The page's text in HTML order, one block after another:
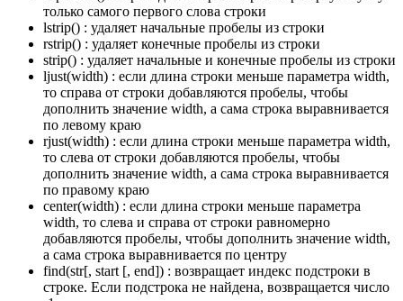
только самого первого слова строки
lstrip() : удаляет начальные пробелы из строки
rstrip() : удаляет конечные пробелы из строки
strip() : удаляет начальные и конечные пробелы из строки
ljust(width) : если длина строки меньше параметра width,
то справа от строки добавляются пробелы, чтобы
дополнить значение width, а сама строка выравнивается
по левому краю
rjust(width) : если длина строки меньше параметра width,
то слева от строки добавляются пробелы, чтобы
дополнить значение width, а сама строка выравнивается
по правому краю
center(width) : если длина строки меньше параметра
width, то слева и справа от строки равномерно
добавляются пробелы, чтобы дополнить значение width,
а сама строка выравнивается по центру
find(str[, start [, end]) : возвращает индекс подстроки в
строке. Если подстрока не найдена, возвращается число